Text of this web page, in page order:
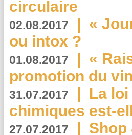
circulaire
02.08.2017 | «
ou intox ?
01.08.2017 | «
promotion du
31.07.2017 | La
chimiques est-
27.07.2017 | Shop